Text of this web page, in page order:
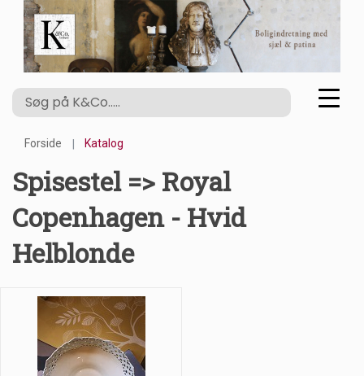
Forside Katalog
Spisestel => Royal
Copenhagen - Hvid
Helblonde